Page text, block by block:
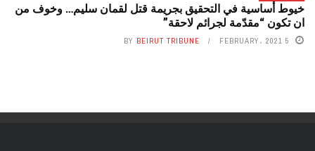
خيوط أساسية في التحقيق بجريمة قتل لقمان سليم… وخوف من
ان تكون “مقدّمة لجرائم لاحقة”
5 FEBRUARY، 2021 BY BEIRUT TRIBUNE